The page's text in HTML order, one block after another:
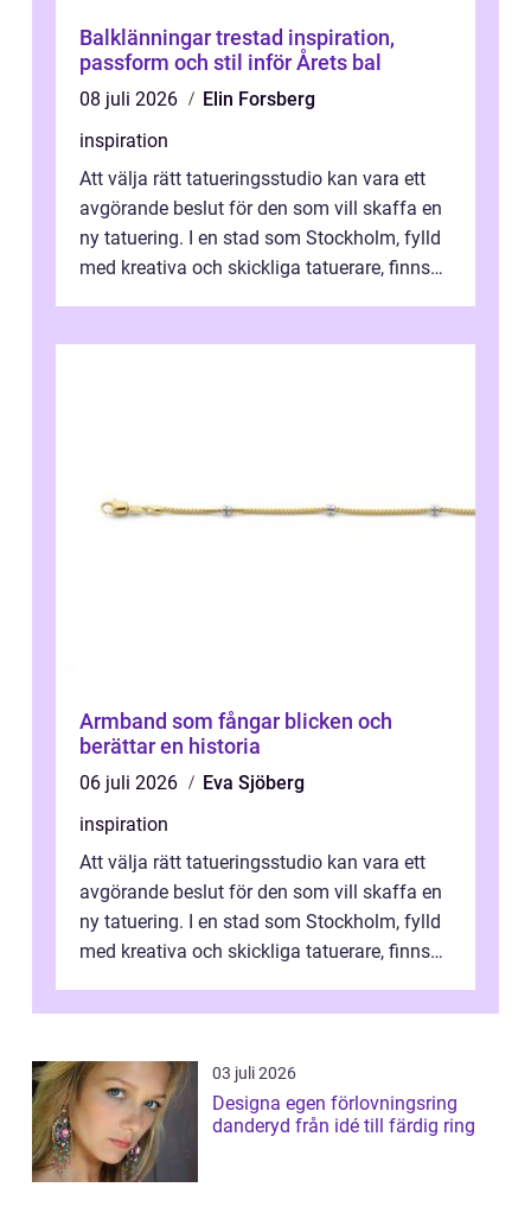
Balklänningar trestad inspiration,
passform och stil inför Årets bal
08 juli 2026
Elin Forsberg
inspiration
Att välja rätt tatueringsstudio kan vara ett
avgörande beslut för den som vill skaffa en
ny tatuering. I en stad som Stockholm, fylld
med kreativa och skickliga tatuerare, finns
Armband som fångar blicken och
berättar en historia
06 juli 2026
Eva Sjöberg
inspiration
Att välja rätt tatueringsstudio kan vara ett
avgörande beslut för den som vill skaffa en
ny tatuering. I en stad som Stockholm, fylld
med kreativa och skickliga tatuerare, finns
03 juli 2026
Designa egen förlovningsring
danderyd från idé till färdig ring